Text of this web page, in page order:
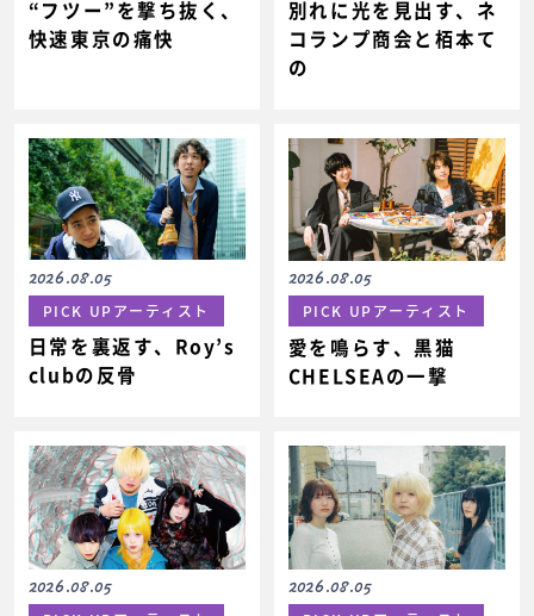
“フツー”を撃ち抜く、
快速東京の痛快
別れに光を見出す、ネ
コランプ商会と栢本て
の
2026.08.05
PICK UPアーティスト
日常を裏返す、Roy’s
clubの反骨
2026.08.05
PICK UPアーティスト
愛を鳴らす、黒猫
CHELSEAの一撃
2026.08.05 2026.08.05